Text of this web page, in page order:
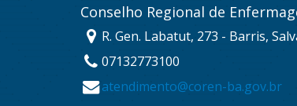
Conselho Regional de
R. Gen. Labatut, 273 - Barris,
07132773100
atendimento@coren-ba.gov.br